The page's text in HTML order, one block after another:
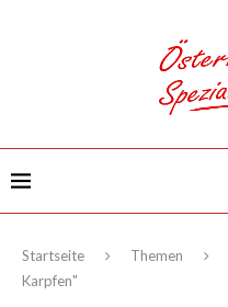
Startseite Themen
Karpfen"